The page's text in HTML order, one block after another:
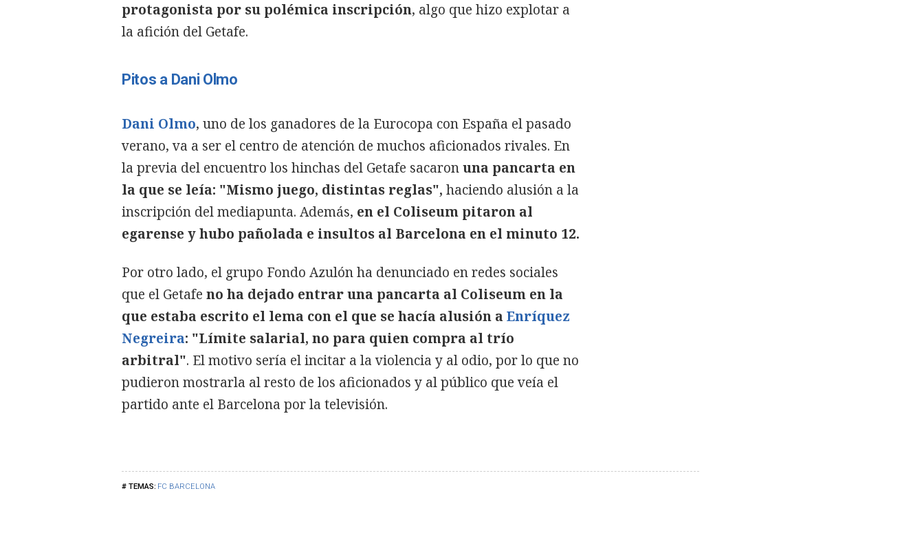
FC BARCELONA
protagonista por su polémica inscripción, algo que hizo explotar a
la afición del Getafe.
Pitos a Dani Olmo
Dani Olmo, uno de los ganadores de la Eurocopa con España el pasado
verano, va a ser el centro de atención de muchos aficionados rivales. En
la previa del encuentro los hinchas del Getafe sacaronuna pancarta en
la que se leía: "Mismo juego, distintas reglas", haciendo alusión a la
inscripción del mediapunta. Además, en el Coliseum pitaron al
egarense y hubo pañolada e insultos al Barcelona en el minuto 12.
Por otro lado, el grupo Fondo Azulón ha denunciado en redes sociales
que el Getafe no ha dejado entrar una pancarta al Coliseum en la
que estaba escrito el lema con el que se hacía alusión a Enríquez
Negreira: "Límite salarial, no para quien compra al trío
arbitral". El motivo sería el incitar a la violencia y al odio, por lo que no
pudieron mostrarla al resto de los aficionados y al público que veía el
partido ante el Barcelona por la televisión.